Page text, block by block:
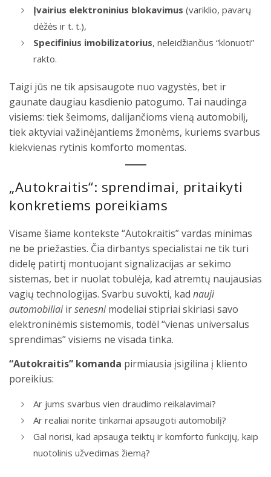
Įvairius elektroninius blokavimus (variklio, pavarų
dėžės ir t. t.),
Specifinius imobilizatorius, neleidžiančius “klonuoti”
rakto.
Taigi jūs ne tik apsisaugote nuo vagystės, bet ir
gaunate daugiau kasdienio patogumo. Tai naudinga
visiems: tiek šeimoms, dalijančioms vieną automobilį,
tiek aktyviai važinėjantiems žmonėms, kuriems svarbus
kiekvienas rytinis komforto momentas.
„Autokraitis“: sprendimai, pritaikyti
konkretiems poreikiams
Visame šiame kontekste “Autokraitis” vardas minimas
ne be priežasties. Čia dirbantys specialistai ne tik turi
didelę patirtį montuojant signalizacijas ar sekimo
sistemas, bet ir nuolat tobulėja, kad atremtų naujausias
vagių technologijas. Svarbu suvokti, kad nauji
automobiliaiirsenesnimodeliai stipriai skiriasi savo
elektroninėmis sistemomis, todėl “vienas universalus
sprendimas” visiems ne visada tinka.
“Autokraitis” komanda pirmiausia įsigilina į kliento
poreikius:
Ar jums svarbus vien draudimo reikalavimai?
Ar realiai norite tinkamai apsaugoti automobilį?
Gal norisi, kad apsauga teiktų ir komforto funkcijų, kaip
nuotolinis užvedimas žiemą?